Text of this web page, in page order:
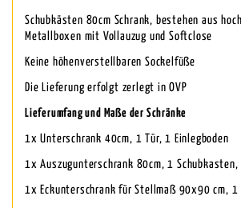
Schubkästen 80cm Schrank, bestehen aus
Metallboxen mit Vollauzug und Softclose
Keine höhenverstellbaren Sockelfüße
Die Lieferung erfolgt zerlegt in OVP
Lieferumfang und Maße der Schränke
1x Unterschrank 40cm, 1 Tür, 1 Einlegboden
1x Auszugunterschrank 80cm, 1 Schubkasten,
1x Eckunterschrank für Stellmaß 90x90 cm, 1